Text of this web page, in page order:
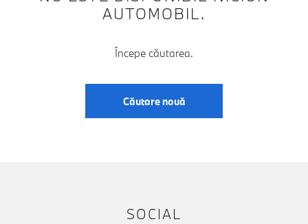
AUTOMOBIL.
Începe căutarea.
Căutare nouă
SOCIAL